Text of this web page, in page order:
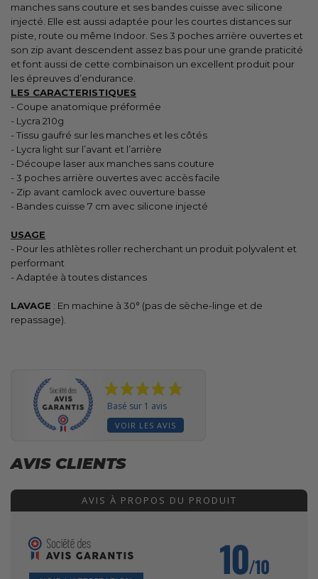
manches sans couture et ses bandes cuisse avec silicone
injecté. Elle est aussi adaptée pour les courtes distances sur
piste, route ou même Indoor. Ses 3 poches arrière ouvertes et
son zip avant descendent assez bas pour une grande praticité
et font aussi de cette combinaison un excellent produit pour
les épreuves d’endurance.
LES CARACTERISTIQUES
- Coupe anatomique préformée
- Lycra 210g
- Tissu gaufré sur les manches et les côtés
- Lycra light sur l’avant et l’arrière
- Découpe laser aux manches sans couture
- 3 poches arrière ouvertes avec accès facile
- Zip avant camlock avec ouverture basse
- Bandes cuisse 7 cm avec silicone injecté
USAGE
- Pour les athlètes roller recherchant un produit polyvalent et
performant
- Adaptée à toutes distances
LAVAGE : En machine à 30° (pas de sèche-linge et de
repassage).
Basé sur 1 avis
VOIR LES AVIS
AVIS CLIENTS
AVIS À PROPOS DU PRODUIT
10/10